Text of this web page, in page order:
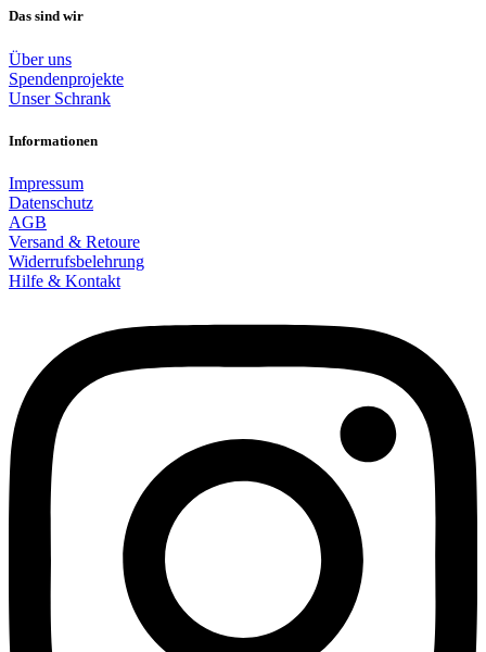
Das sind wir
Über uns
Spendenprojekte
Unser Schrank
Informationen
Impressum
Datenschutz
AGB
Versand & Retoure
Widerrufsbelehrung
Hilfe & Kontakt